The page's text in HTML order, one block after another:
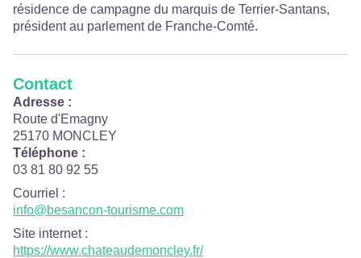
résidence de campagne du marquis de Terrier-Santans,
président au parlement de Franche-Comté.
Contact
Adresse :
Route d'Emagny
25170 MONCLEY
Téléphone :
03 81 80 92 55
Courriel :
info@besancon-tourisme.com
Site internet:
https://www.chateaudemoncley.fr/